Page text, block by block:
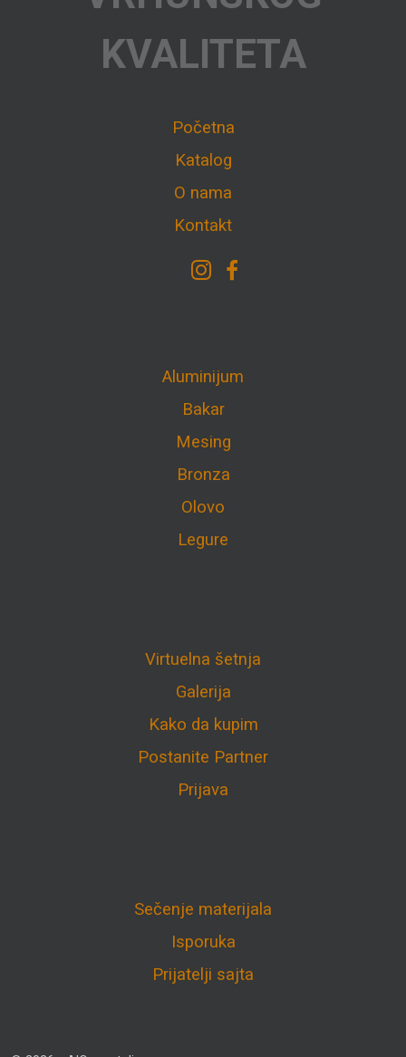
KVALITETA
Početna
Katalog
O nama
Kontakt
Aluminijum
Bakar
Mesing
Bronza
Olovo
Legure
Virtuelna šetnja
Galerija
Kako da kupim
Postanite Partner
Prijava
Sečenje materijala
Isporuka
Prijatelji sajta